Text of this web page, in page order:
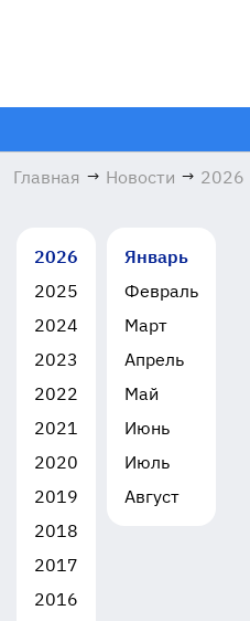
Главная → Новости → 2026
2026
2025
2024
2023
2022
2021
2020
2019
2018
2017
2016
Январь
Февраль
Март
Апрель
Май
Июнь
Июль
Август